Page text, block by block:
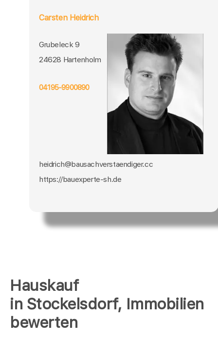
Hauskauf
in Stockelsdorf, Immobilien
bewerten
Carsten Heidrich
Grubeleck 9
24628 Hartenholm
04195-9900890
heidrich@bausachverstaendiger.cc
https://bauexperte-sh.de